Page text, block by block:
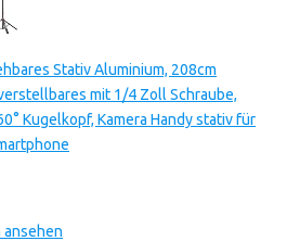
Stativ Aluminium, 208cm
mit 1/4 Zoll Schraube,
Kugelkopf, Kamera Handy stativ für
ansehen